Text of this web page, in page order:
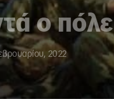
ο
2022